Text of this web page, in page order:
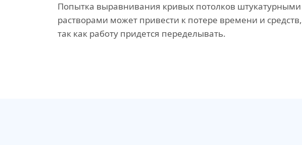
Попытка выравнивания кривых потолков штукатурными
растворами может привести к потере времени и средств,
так как работу придется переделывать.